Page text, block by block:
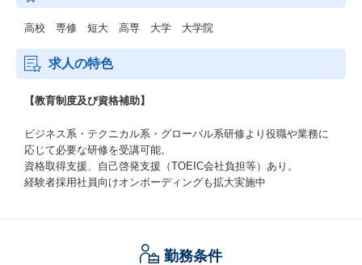
高校 専修 短大 高専 大学 大学院
求人の特色
【教育制度及び資格補助】
ビジネス系・テクニカル系・グローバル系研修より役職や業務に
応じて必要な研修を受講可能。
資格取得支援、自己啓発支援（TOEIC会社負担等）あり。
経験者採用社員向けオンボーディングも拡大実施中
勤務条件